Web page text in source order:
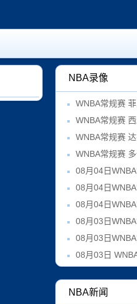
NBA录像
WNBA常规赛 菲尼
WNBA常规赛 西
WNBA常规赛 达拉
WNBA常规赛 多
08月04日WNBA常
08月04日WNBA常规
08月04日WNBA常规
08月03日WNBA常规
08月03日WNBA常规
08月03日 WNBA常
NBA新闻